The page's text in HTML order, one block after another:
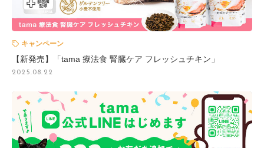
キャンペーン
【新発売】「tama 療法食 腎臓ケア フレッシュチキン」
2025.08.22